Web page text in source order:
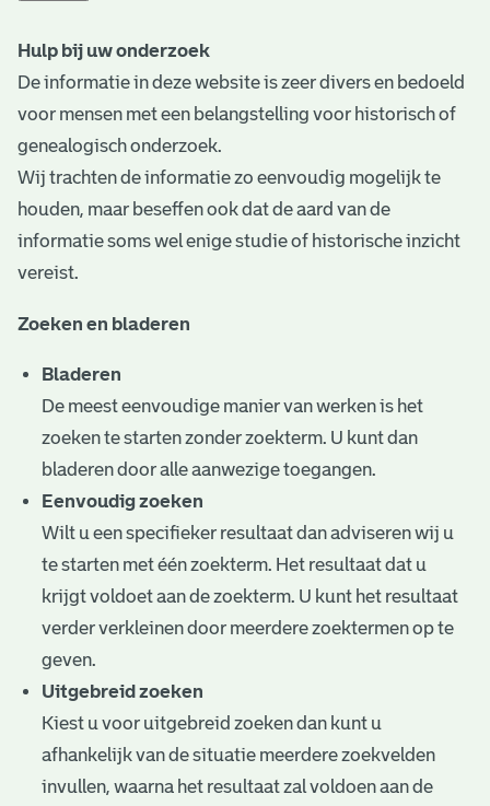
a
r
i
ë
l
e
c
e
Hulp bij uw onderzoek
De informatie in deze website is zeer divers en bedoeld
voor mensen met een belangstelling voor historisch of
genealogisch onderzoek.
Wij trachten de informatie zo eenvoudig mogelijk te
houden, maar beseffen ook dat de aard van de
informatie soms wel enige studie of historische inzicht
vereist.
Zoeken en bladeren
Bladeren
De meest eenvoudige manier van werken is het
zoeken te starten zonder zoekterm. U kunt dan
bladeren door alle aanwezige toegangen.
Eenvoudig zoeken
Wilt u een specifieker resultaat dan adviseren wij u
te starten met één zoekterm. Het resultaat dat u
krijgt voldoet aan de zoekterm. U kunt het resultaat
verder verkleinen door meerdere zoektermen op te
geven.
Uitgebreid zoeken
Kiest u voor uitgebreid zoeken dan kunt u
afhankelijk van de situatie meerdere zoekvelden
invullen, waarna het resultaat zal voldoen aan de